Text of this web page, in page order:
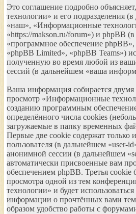
Это соглашение подробно
технологии» и его подразделения
«наш», «Информационные
«https://makson.ru/forum») и phpBB
«программное обеспечение
«phpBB Limited», «phpBB Teams»)
полученную во время любой из
сессий (в дальнейшем «ваша
Ваша информация собирается
просмотр «Информационные
созданию программным
определённого числа cookies
загружаемые в папку временных
Первые две cookie содержат только
пользователя (в дальнейшем «user-
анонимной сессии (в дальнейшем
автоматически присвоенные вам
обеспечением phpBB. Третья cookie
просмотра одной из тем
технологии» и будет
информации о прочтённых вами
образом удобство работы с